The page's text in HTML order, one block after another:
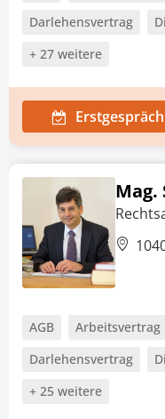
Darlehensvertrag
+ 27 weitere
Erstgespräch
Mag.
AGB Arbeitsvertrag
Darlehensvertrag
+ 25 weitere